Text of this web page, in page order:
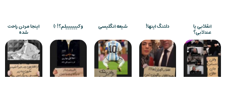
انقلابی یا
عندلابی؟
دلتنگ اینها! شیعه انگلیسی وکییییییلم؟! :) اینجا مردن راحت
شده